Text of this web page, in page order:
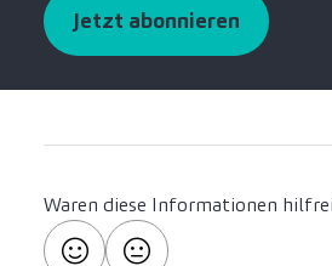
Jetzt abonnieren
Waren diese Informationen